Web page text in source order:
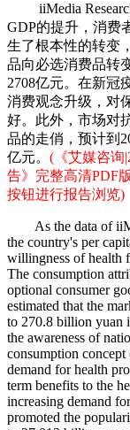
iiMedia
GDP的提升，消费
生了根本性的转变
品向必选消费品转
2708亿元。在新冠
消费观念升级，对
好。此外，市场对
品的走俏，预计到
亿元。 (《艾媒咨询
告》完整高清PDF
按钮进行报告浏览)
As the data of
the country's per
willingness of health
The consumption
optional consumer
estimated that the
to 270.8 billion yuan
the awareness of
consumption concept
demand for health
term benefits to the
increasing demand
promoted the